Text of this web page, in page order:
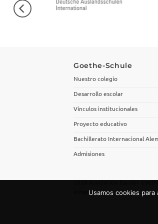
Goethe-Schule
Nuestro colegio
Desarrollo escolar
Vínculos institucionales
Proyecto educativo
Bachillerato Internacional
Admisiones
2026 Asociación Escolar
inmensus.com
Usamos cookies